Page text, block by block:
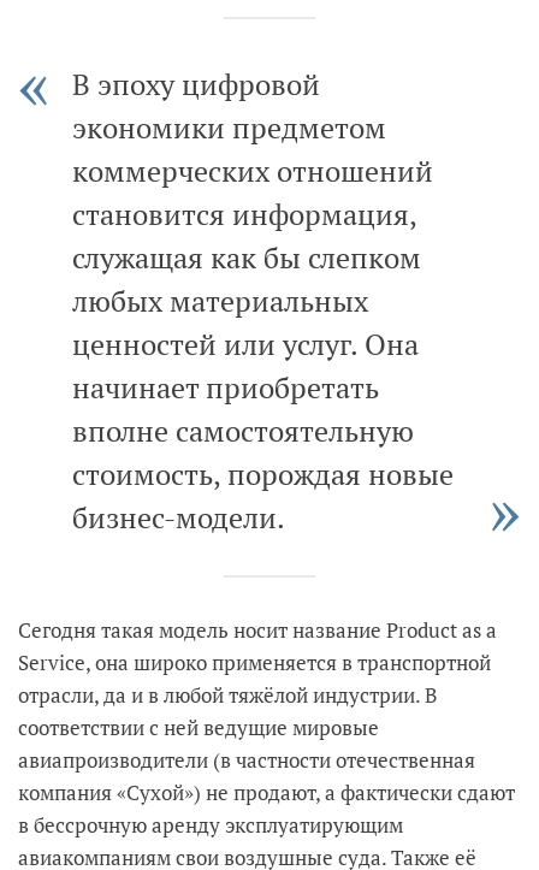
В эпоху цифровой
экономики предметом
коммерческих отношений
становится информация,
служащая как бы слепком
любых материальных
ценностей или услуг. Она
начинает приобретать
вполне самостоятельную
стоимость, порождая новые
бизнес-модели.
Сегодня такая модель носит название Product as a
Service, она широко применяется в транспортной
отрасли, да и в любой тяжёлой индустрии. В
соответствии с ней ведущие мировые
авиапроизводители (в частности отечественная
компания «Сухой») не продают, а фактически сдают
в бессрочную аренду эксплуатирующим
авиакомпаниям свои воздушные суда. Также её